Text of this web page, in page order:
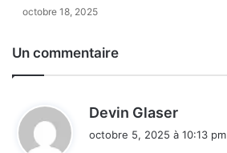
octobre 18, 2025
Un commentaire
Devin Glaser
octobre 5, 2025 à 10:13 pm